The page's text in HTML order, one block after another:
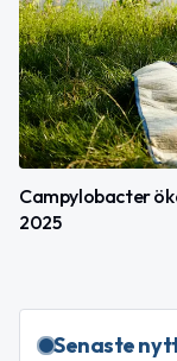
Campylobacter
2025
Senaste